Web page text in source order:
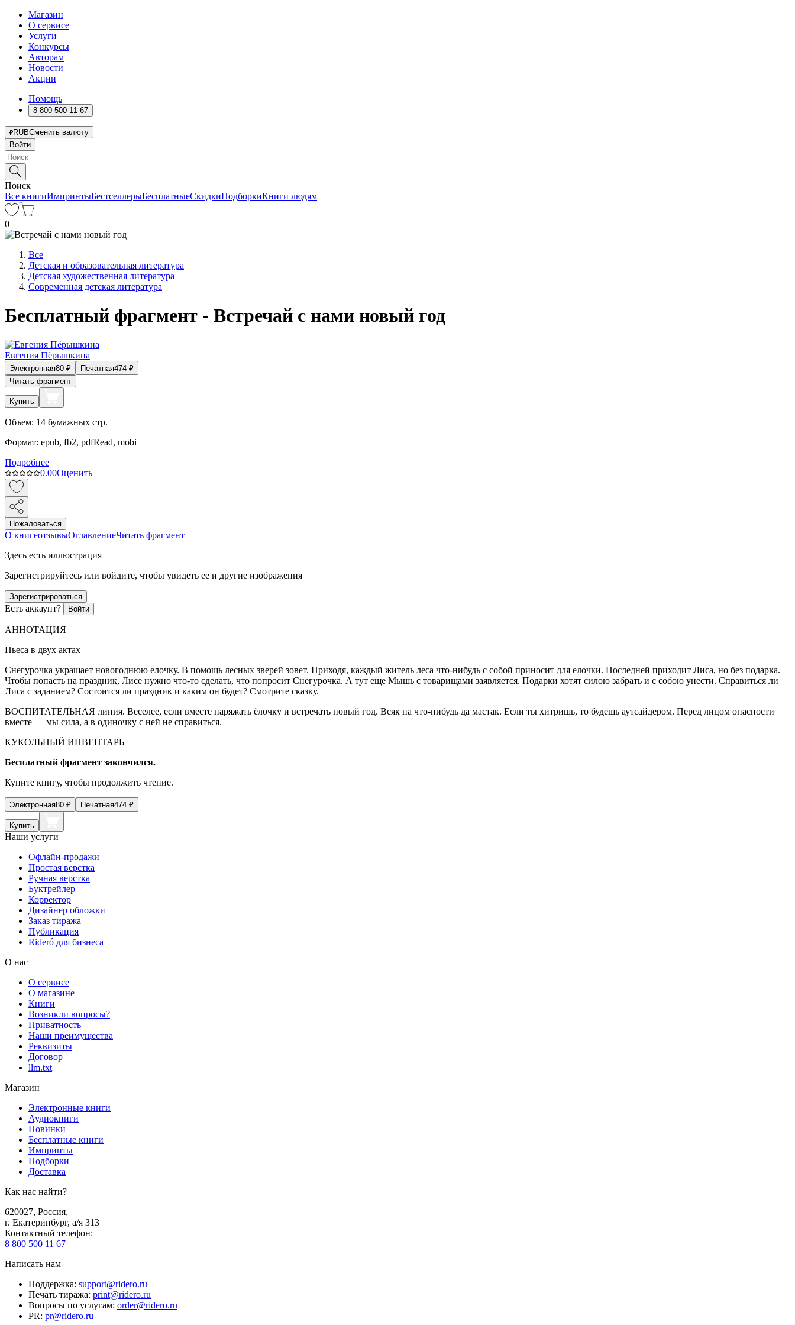
Магазин
О сервисе
Услуги
Конкурсы
Авторам
Новости
Акции
Помощь
8 800 500 11 67
RUBСменить валюту
Войти
Поиск
Все книгиИмпринтыБестселлерыБесплатныеСкидкиПодборкиКниги людям
0+
Все
Детская и образовательная литература
Детская художественная литература
Современная детская литература
Бесплатный фрагмент - Встречай с нами новый год
Евгения Пёрышкина
Электронная80 ₽ Печатная474 ₽
Читать фрагмент
Купить
Объем: 14 бумажных стр.
Формат: epub, fb2, pdfRead, mobi
Подробнее
0.00Оценить
Пожаловаться
О книгеотзывыОглавлениеЧитать фрагмент
Здесь есть иллюстрация
Зарегистрируйтесь или войдите, чтобы увидеть ее и другие изображения
Зарегистрироваться
Есть аккаунт? Войти
АННОТАЦИЯ
Пьеса в двух актах
Снегурочка украшает новогоднюю елочку. В помощь лесных зверей зовет. Приходя, каждый житель леса что-нибудь с собой приносит для елочки. Последней приходит Лиса, но без подарка.
Чтобы попасть на праздник, Лисе нужно что-то сделать, что попросит Снегурочка. А тут еще Мышь с товарищами заявляется. Подарки хотят силою забрать и с собою унести. Справиться ли
Лиса с заданием? Состоится ли праздник и каким он будет? Смотрите сказку.
ВОСПИТАТЕЛЬНАЯ линия. Веселее, если вместе наряжать ёлочку и встречать новый год. Всяк на что-нибудь да мастак. Если ты хитришь, то будешь аутсайдером. Перед лицом опасности
вместе — мы сила, а в одиночку с ней не справиться.
КУКОЛЬНЫЙ ИНВЕНТАРЬ
Бесплатный фрагмент закончился.
Купите книгу, чтобы продолжить чтение.
Электронная80 ₽ Печатная474 ₽
Купить
Наши услуги
Офлайн-продажи
Простая верстка
Ручная верстка
Буктрейлер
Корректор
Дизайнер обложки
Заказ тиража
Публикация
Rideró для бизнеса
О нас
О сервисе
О магазине
Книги
Возникли вопросы?
Приватность
Наши преимущества
Реквизиты
Договор
llm.txt
Магазин
Электронные книги
Аудиокниги
Новинки
Бесплатные книги
Импринты
Подборки
Доставка
Как нас найти?
620027, Россия,
г. Екатеринбург, а/я 313
Контактный телефон:
8 800 500 11 67
Написать нам
Поддержка: support@ridero.ru
Печать тиража: print@ridero.ru
Вопросы по услугам: order@ridero.ru
PR: pr@ridero.ru